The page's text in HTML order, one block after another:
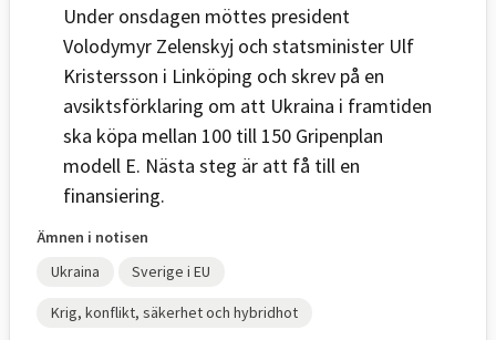
Under onsdagen möttes president
Volodymyr Zelenskyj och statsminister Ulf
Kristersson i Linköping och skrev på en
avsiktsförklaring om att Ukraina i framtiden
ska köpa mellan 100 till 150 Gripenplan
modell E. Nästa steg är att få till en
finansiering.
Ämnen i notisen
Ukraina
Sverige i EU
Krig, konflikt, säkerhet och hybridhot